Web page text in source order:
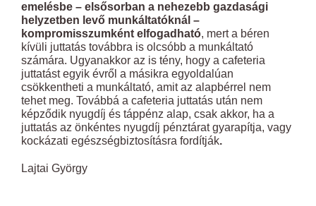
emelésbe – elsősorban a nehezebb gazdasági
helyzetben levő munkáltatóknál –
kompromisszumként elfogadható, mert a béren
kívüli juttatás továbbra is olcsóbb a munkáltató
számára. Ugyanakkor az is tény, hogy a cafeteria
juttatást egyik évről a másikra egyoldalúan
csökkentheti a munkáltató, amit az alapbérrel nem
tehet meg. Továbbá a cafeteria juttatás után nem
képződik nyugdíj és táppénz alap, csak akkor, ha a
juttatás az önkéntes nyugdíj pénztárat gyarapítja, vagy
kockázati egészségbiztosításra fordítják.
Lajtai György